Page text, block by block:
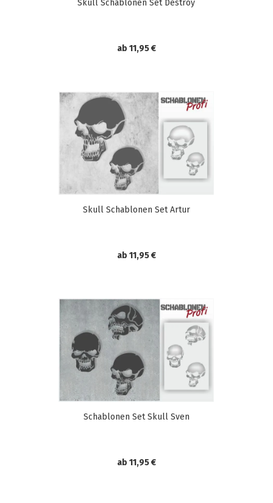
Skull Schablonen Set Destroy
ab 11,95 €
Skull Schablonen Set Artur
ab 11,95 €
Schablonen Set Skull Sven
ab 11,95 €